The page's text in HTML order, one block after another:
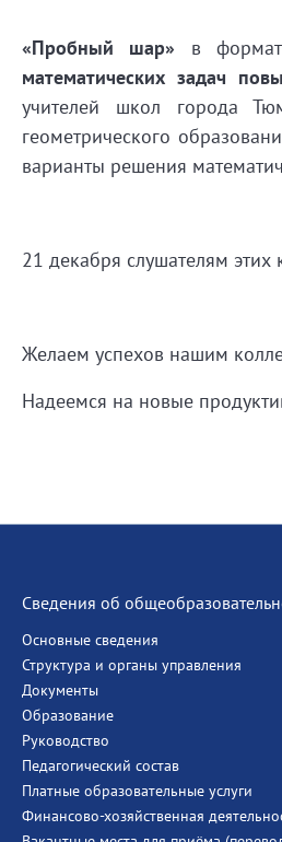
«Пробный шар» в
математических задач
учителей школ города
геометрического
варианты решения
21 декабря слушателям этих
Желаем успехов нашим
Надеемся на новые
Сведения об
Основные сведения
Структура и органы управления
Документы
Образование
Руководство
Педагогический состав
Платные образовательные услуги
Финансово-хозяйственная